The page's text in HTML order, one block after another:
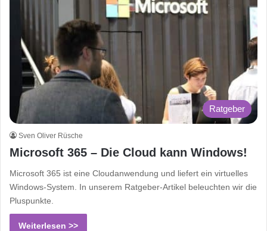
Ratgeber
Sven Oliver Rüsche
Microsoft 365 – Die Cloud kann Windows!
Microsoft 365 ist eine Cloudanwendung und liefert ein virtuelles
Windows-System. In unserem Ratgeber-Artikel beleuchten wir die
Pluspunkte.
Weiterlesen >>